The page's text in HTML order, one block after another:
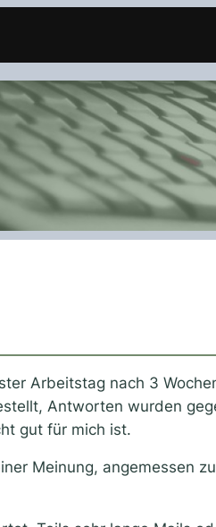
Arbeitstag nach 3
Antworten wurden
gut für mich ist.
Meinung, angemessen